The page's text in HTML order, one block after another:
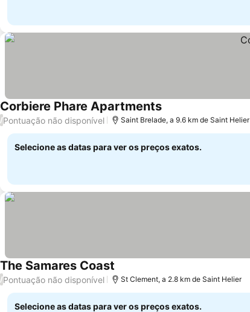
Corbiere Phare ApartmentsVer preços
/Pontuação não disponível Saint Brelade, a 9.6 km de Saint Helier
Selecione as datas para ver os preços exatos.
The Samares CoastVer preços
/Pontuação não disponível St Clement, a 2.8 km de Saint Helier
Selecione as datas para ver os preços exatos.